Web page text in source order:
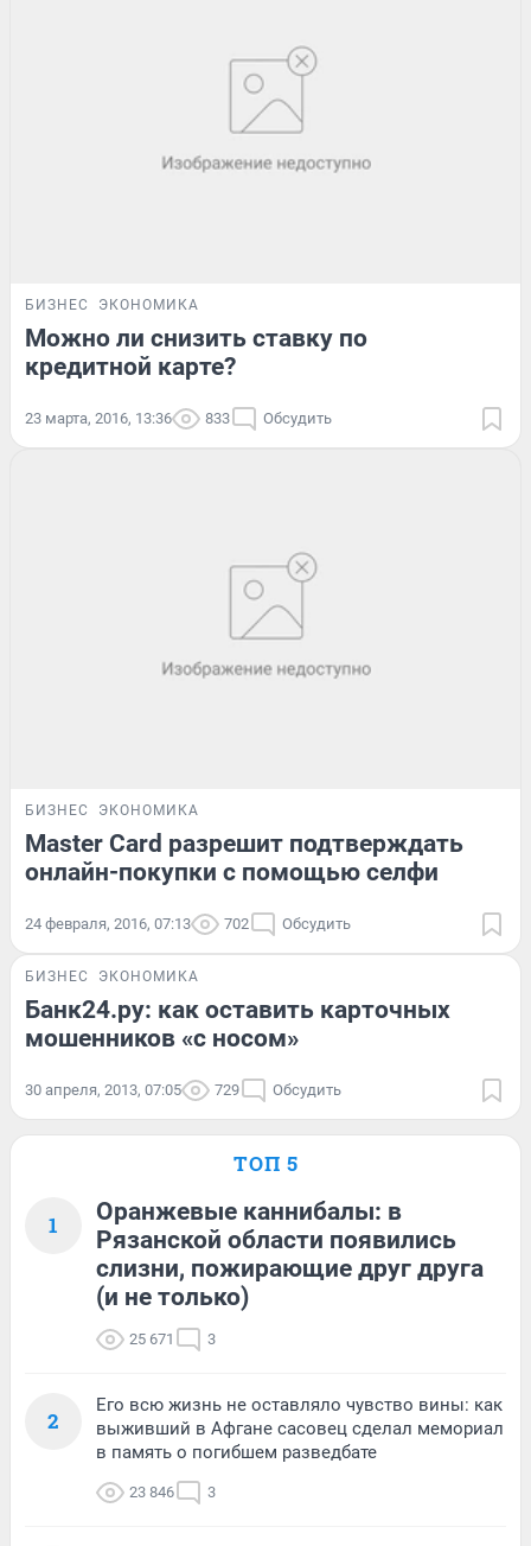
БИЗНЕС ЭКОНОМИКА
Можно ли снизить ставку по
кредитной карте?
23 марта, 2016, 13:36 833 Обсудить
БИЗНЕС ЭКОНОМИКА
Master Card разрешит подтверждать
онлайн-покупки с помощью селфи
24 февраля, 2016, 07:13 702 Обсудить
БИЗНЕС ЭКОНОМИКА
Банк24.ру: как оставить карточных
мошенников «с носом»
30 апреля, 2013, 07:05 729 Обсудить
ТОП 5
1
Оранжевые каннибалы: в
Рязанской области появились
слизни, пожирающие друг друга
(и не только)
25 671 3
2
Его всю жизнь не оставляло чувство вины: как
выживший в Афгане сасовец сделал мемориал
в память о погибшем разведбате
23 846 3